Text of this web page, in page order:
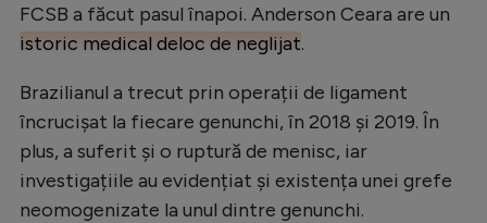
Intră în cont
FCSB a făcut pasul înapoi. Anderson Ceara are un
istoric medical deloc de neglijat.
Brazilianul a trecut prin operații de ligament
încrucișat la fiecare genunchi, în 2018 și 2019. În
plus, a suferit și o ruptură de menisc, iar
investigațiile au evidențiat și existența unei grefe
neomogenizate la unul dintre genunchi.